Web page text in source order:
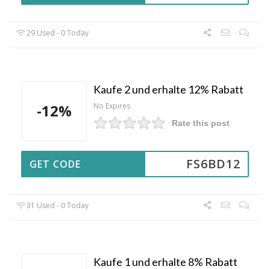
29 Used - 0 Today
-12%
Kaufe 2 und erhalte 12% Rabatt
No Expires
Rate this post
FS6BD12
GET CODE
31 Used - 0 Today
Kaufe 1 und erhalte 8% Rabatt